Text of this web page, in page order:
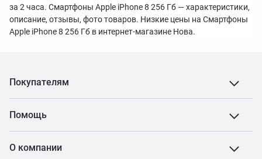
за 2 часа. Смартфоны Apple iPhone 8 256 Гб — характеристики,
описание, отзывы, фото товаров. Низкие цены на Смартфоны
Apple iPhone 8 256 Гб в интернет-магазине Нова.
Покупателям
Помощь
О компании